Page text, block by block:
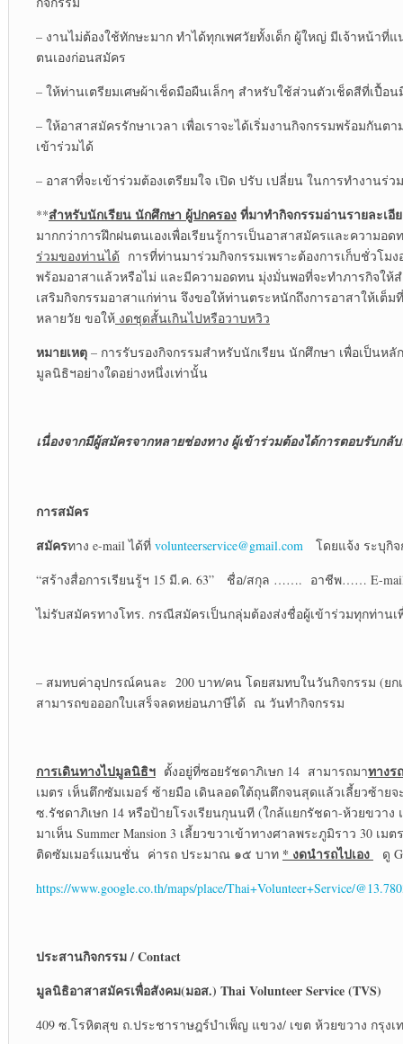
– งานไม่ต้องใช้ทักษะมาก ทำได้ทุกเพศวัยทั้งเด็ก ผู้ใหญ่ มีเจ้าหน้
ตนเองก่อนสมัคร
– ให้ท่านเตรียมเศษผ้าเช็ดมือผืนเล็กๆ สำหรับใช้ส่วนตัวเช็ดสีที่เปื้อ
– ให้อาสาสมัครรักษาเวลา เพื่อเราจะได้เริ่มงานกิจกรรมพร้อมกัน
เข้าร่วมได้
– อาสาที่จะเข้าร่วมต้องเตรียมใจ เปิด ปรับ เปลี่ยน ในการทำงาน
**สำหรับนักเรียน นักศึกษา ผู้ปกครองที่มาทำกิจกรรมอ่านรายละเอี
มากกว่าการฝึกฝนตนเองเพื่อเรียนรู้การเป็นอาสาสมัครและความ
ร่วมของท่านได้การที่ท่านมาร่วมกิจกรรมเพราะต้องการเก็บชั่วโม
พร้อมอาสาแล้วหรือไม่ และมีความอดทน มุ่งมั่นพอที่จะทำภารกิจให้
เสริมกิจกรรมอาสาแก่ท่าน จึงขอให้ท่านตระหนักถึงการอาสาให้เต็
หลายวัย ขอให้งดชุดสั้นเกินไปหรือวาบหวิว
หมายเหตุ– การรับรองกิจกรรมสำหรับนักเรียน นักศึกษา เพื่อเป็น
มูลนิธิฯอย่างใดอย่างหนึ่งเท่านั้น
เนื่องจากมีผู้สมัครจากหลายช่องทาง ผู้เข้าร่วมต้องได้การตอบรับก
การสมัคร
สมัครทาง e-mail ได้ที่ volunteerservice@gmail.comโดยแจ้ง ระบุกิจ
“สร้างสื่อการเรียนรู้ฯ 15 มี.ค. 63” ชื่อ/สกุล ……. อาชีพ…… E-
ไม่รับสมัครทางโทร. กรณีสมัครเป็นกลุ่มต้องส่งชื่อผู้เข้าร่วมทุกท่าน
– สมทบค่าอุปกรณ์คนละ 200 บาท/คน โดยสมทบในวันกิจกรรม (ยก
สามารถขอออกใบเสร็จลดหย่อนภาษีได้ ณ วันทำกิจกรรม
การเดินทางไปมูลนิธิฯตั้งอยู่ที่ซอยรัชดาภิเษก 14 สามารถมาทางร
เมตร เห็นตึกซัมเมอร์ ซ้ายมือ เดินลอดใต้ถุนตึกจนสุดแล้วเลี้ยวซ้า
ซ.รัชดาภิเษก 14 หรือป้ายโรงเรียนกุนนที (ใกล้แยกรัชดา-ห้วยขวา
มาเห็น Summer Mansion 3 เลี้ยวขวาเข้าทางศาลพระภูมิราว 30
ติดซัมเมอร์แมนชั่น ค่ารถ ประมาณ ๑๕ บาท * งดนำรถไปเอง
ดู
https://www.google.co.th/maps/place/Thai+Volunteer+Service/
ประสานกิจกรรม/ Contact
มูลนิธิอาสาสมัครเพื่อสังคม(มอส.) Thai Volunteer Service (TVS)
409 ซ.โรหิตสุข ถ.ประชาราษฎร์บำเพ็ญ แขวง/ เขต ห้วยขวาง กรุงเ